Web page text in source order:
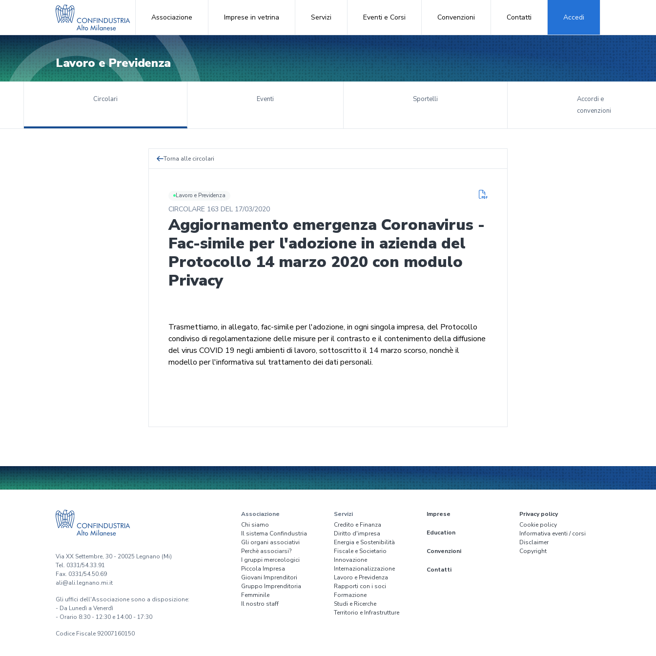
Associazione Imprese in vetrina Servizi Eventi e Corsi Convenzioni Contatti Accedi
Lavoro e Previdenza
Circolari Eventi Sportelli
Accordi e
convenzioni
Torna alle circolari
Lavoro e Previdenza
CIRCOLARE 163 DEL 17/03/2020
Aggiornamento emergenza Coronavirus -
Fac-simile per l'adozione in azienda del
Protocollo 14 marzo 2020 con modulo
Privacy
Trasmettiamo, in allegato, fac-simile per l'adozione, in ogni singola impresa, del Protocollo
condiviso di regolamentazione delle misure per il contrasto e il contenimento della diffusione
del virus COVID 19 negli ambienti di lavoro, sottoscritto il 14 marzo scorso, nonchè il
modello per l'informativa sul trattamento dei dati personali.
Via XX Settembre, 30 - 20025 Legnano (Mi)
Tel. 0331/54.33.91
Fax. 0331/54.50.69
ali@ali.legnano.mi.it
Gli uffici dell'Associazione sono a disposizione:
- Da Lunedì a Venerdì
- Orario 8:30 - 12:30 e 14:00 - 17:30
Codice Fiscale 92007160150
Associazione
Chi siamo
Il sistema Confindustria
Gli organi associativi
Perchè associarsi?
I gruppi merceologici
Piccola Impresa
Giovani Imprenditori
Gruppo Imprenditoria
Femminile
Il nostro staff
Servizi
Credito e Finanza
Diritto d'impresa
Energia e Sostenibilità
Fiscale e Societario
Innovazione
Internazionalizzazione
Lavoro e Previdenza
Rapporti con i soci
Formazione
Studi e Ricerche
Territorio e Infrastrutture
Imprese
Education
Convenzioni
Contatti
Privacy policy
Cookie policy
Informativa eventi / corsi
Disclaimer
Copyright